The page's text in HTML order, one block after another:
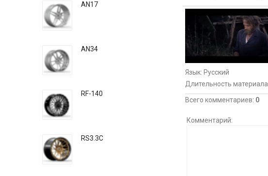
Язык: Русский
Длительность материала
Всего комментариев: 0
Комментарий:
AN17
AN34
RF-140
RS3.3C